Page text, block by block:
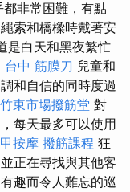
都非常困難，有點
索和橋樑時戴著安
是白天和黑夜繁忙
台中 筋膜刀 兒童和
和自信的同時度過
竹東市場撥筋堂 對
每天最多可以使用
按摩 撥筋課程 狂
正在尋找與其他客
趣而令人難忘的巡